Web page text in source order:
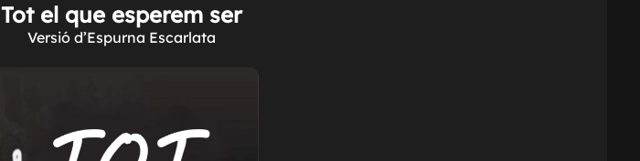
Tot el que esperem ser
Versió d’Espurna Escarlata